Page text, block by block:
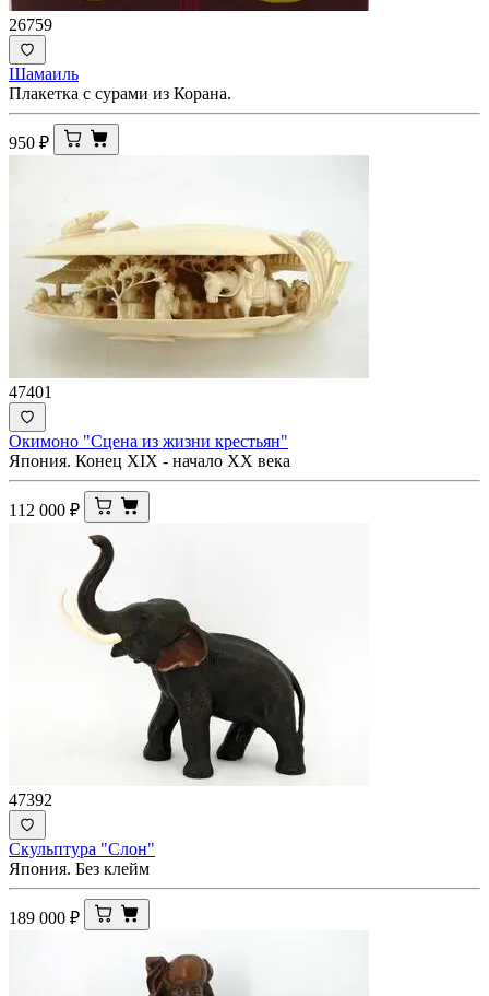
26759
Шамаиль
Плакетка с сурами из Корана.
950 ₽
47401
Окимоно "Сцена из жизни крестьян"
Япония. Конец XIX - начало ХХ века
112 000 ₽
47392
Скульптура "Слон"
Япония. Без клейм
189 000 ₽